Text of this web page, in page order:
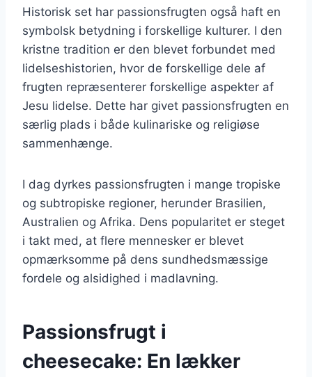
Historisk set har passionsfrugten også haft en
symbolsk betydning i forskellige kulturer. I den
kristne tradition er den blevet forbundet med
lidelseshistorien, hvor de forskellige dele af
frugten repræsenterer forskellige aspekter af
Jesu lidelse. Dette har givet passionsfrugten en
særlig plads i både kulinariske og religiøse
sammenhænge.
I dag dyrkes passionsfrugten i mange tropiske
og subtropiske regioner, herunder Brasilien,
Australien og Afrika. Dens popularitet er steget
i takt med, at flere mennesker er blevet
opmærksomme på dens sundhedsmæssige
fordele og alsidighed i madlavning.
Passionsfrugt i
cheesecake: En lækker